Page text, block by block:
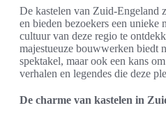
De kastelen van Zuid-Engeland
en bieden bezoekers een
cultuur van deze regio te
majestueuze bouwwerken biedt
spektakel, maar ook een kans
verhalen en legendes die deze
De charme van kastelen in